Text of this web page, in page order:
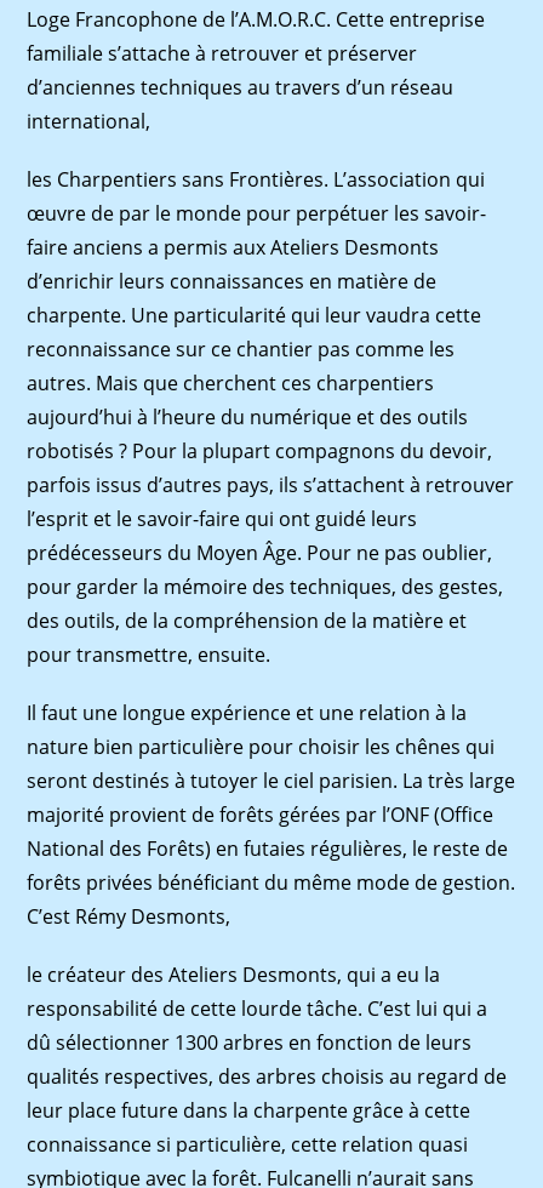
Loge Francophone de l’A.M.O.R.C. Cette entreprise
familiale s’attache à retrouver et préserver
d’anciennes techniques au travers d’un réseau
international,
les Charpentiers sans Frontières. L’association qui
œuvre de par le monde pour perpétuer les savoir-
faire anciens a permis aux Ateliers Desmonts
d’enrichir leurs connaissances en matière de
charpente. Une particularité qui leur vaudra cette
reconnaissance sur ce chantier pas comme les
autres. Mais que cherchent ces charpentiers
aujourd’hui à l’heure du numérique et des outils
robotisés ? Pour la plupart compagnons du devoir,
parfois issus d’autres pays, ils s’attachent à retrouver
l’esprit et le savoir-faire qui ont guidé leurs
prédécesseurs du Moyen Âge. Pour ne pas oublier,
pour garder la mémoire des techniques, des gestes,
des outils, de la compréhension de la matière et
pour transmettre, ensuite.
Il faut une longue expérience et une relation à la
nature bien particulière pour choisir les chênes qui
seront destinés à tutoyer le ciel parisien. La très large
majorité provient de forêts gérées par l’ONF (Office
National des Forêts) en futaies régulières, le reste de
forêts privées bénéficiant du même mode de gestion.
C’est Rémy Desmonts,
le créateur des Ateliers Desmonts, qui a eu la
responsabilité de cette lourde tâche. C’est lui qui a
dû sélectionner 1300 arbres en fonction de leurs
qualités respectives, des arbres choisis au regard de
leur place future dans la charpente grâce à cette
connaissance si particulière, cette relation quasi
symbiotique avec la forêt. Fulcanelli n’aurait sans